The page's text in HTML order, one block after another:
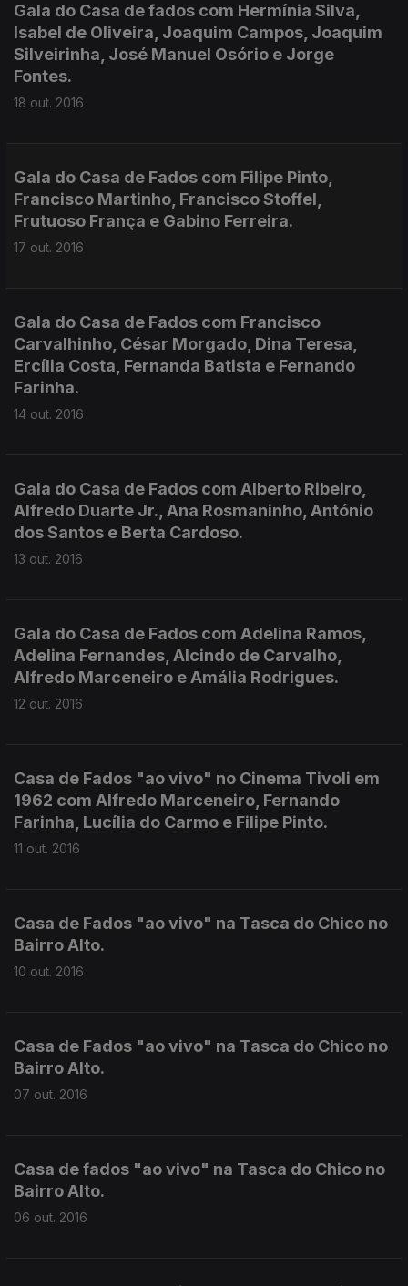
Gala do Casa de fados com Hermínia Silva,
Isabel de Oliveira, Joaquim Campos, Joaquim
Silveirinha, José Manuel Osório e Jorge
Fontes.
18 out. 2016
Gala do Casa de Fados com Filipe Pinto,
Francisco Martinho, Francisco Stoffel,
Frutuoso França e Gabino Ferreira.
17 out. 2016
Gala do Casa de Fados com Francisco
Carvalhinho, César Morgado, Dina Teresa,
Ercília Costa, Fernanda Batista e Fernando
Farinha.
14 out. 2016
Gala do Casa de Fados com Alberto Ribeiro,
Alfredo Duarte Jr., Ana Rosmaninho, António
dos Santos e Berta Cardoso.
13 out. 2016
Gala do Casa de Fados com Adelina Ramos,
Adelina Fernandes, Alcindo de Carvalho,
Alfredo Marceneiro e Amália Rodrigues.
12 out. 2016
Casa de Fados "ao vivo" no Cinema Tivoli em
1962 com Alfredo Marceneiro, Fernando
Farinha, Lucília do Carmo e Filipe Pinto.
11 out. 2016
Casa de Fados "ao vivo" na Tasca do Chico no
Bairro Alto.
10 out. 2016
Casa de Fados "ao vivo" na Tasca do Chico no
Bairro Alto.
07 out. 2016
Casa de fados "ao vivo" na Tasca do Chico no
Bairro Alto.
06 out. 2016